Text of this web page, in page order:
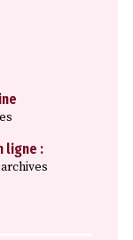
ligne :